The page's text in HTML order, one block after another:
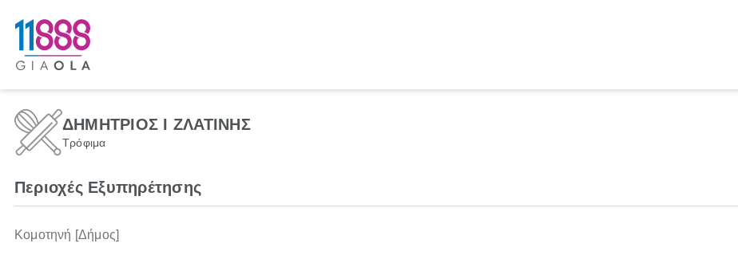
ΔΗΜΗΤΡΙΟΣ Ι ΖΛΑΤΙΝΗΣ
Τρόφιμα
Περιοχές Εξυπηρέτησης
Κομοτηνή [Δήμος]